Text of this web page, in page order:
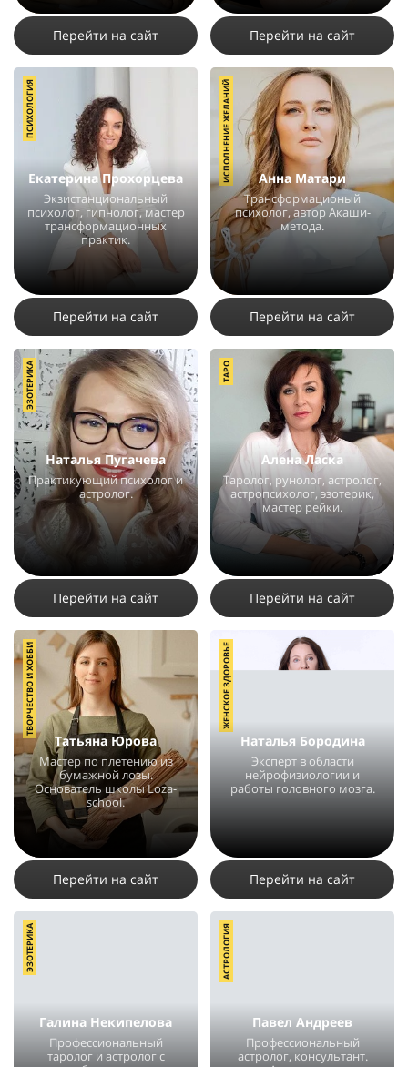
Перейти на сайт Перейти на сайт
Екатерина Прохорцева
Экзистанциональный
психолог, гипнолог, мастер
трансформационных
практик.
ПСИХОЛОГИЯ
Перейти на сайт
Анна Матари
Трансформационый
психолог, автор Акаши-
метода.
ИСПОЛНЕНИЕ ЖЕЛАНИЙ
Перейти на сайт
Наталья Пугачева
Практикующий психолог и
астролог.
11693 7
ЭЗОТЕРИКА
Перейти на сайт
Алена Ласка
Таролог, рунолог, астролог,
астропсихолог, эзотерик,
мастер рейки.
22436 150 6
ТАРО
Перейти на сайт
Татьяна Юрова
Мастер по плетению из
бумажной лозы.
Основатель школы Loza-
school.
4224
ТВОРЧЕСТВО И ХОББИ
Перейти на сайт
Наталья Бородина
Эксперт в области
нейрофизиологии и
работы головного мозга.
ЖЕНСКОЕ ЗДОРОВЬЕ
Перейти на сайт
Галина Некипелова
Профессиональный
таролог и астролог с
ЭЗОТЕРИКА
Павел Андреев
Профессиональный
астролог, консультант.
АСТРОЛОГИЯ